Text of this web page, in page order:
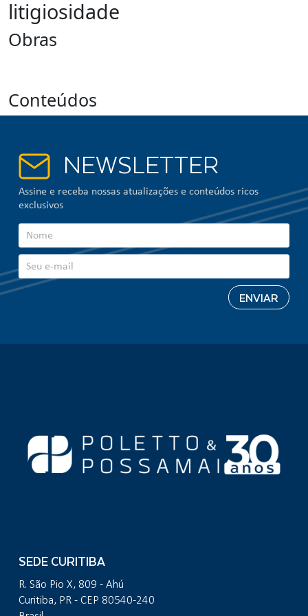
litigiosidade
Obras
Conteúdos
NEWSLETTER
Assine e receba nossas atualizações e conteúdos ricos
exclusivos
SEDE CURITIBA
R. São Pio X, 809 - Ahú
Curitiba, PR - CEP 80540-240